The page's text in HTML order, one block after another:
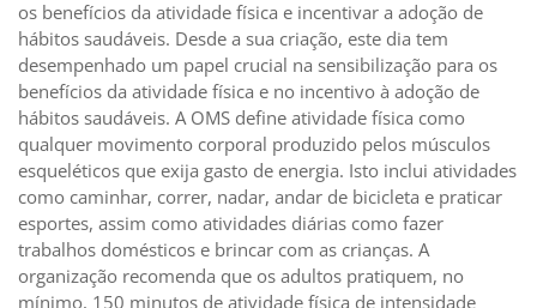
os benefícios da atividade física e incentivar a adoção de
hábitos saudáveis. Desde a sua criação, este dia tem
desempenhado um papel crucial na sensibilização para os
benefícios da atividade física e no incentivo à adoção de
hábitos saudáveis. A OMS define atividade física como
qualquer movimento corporal produzido pelos músculos
esqueléticos que exija gasto de energia. Isto inclui atividades
como caminhar, correr, nadar, andar de bicicleta e praticar
esportes, assim como atividades diárias como fazer
trabalhos domésticos e brincar com as crianças. A
organização recomenda que os adultos pratiquem, no
mínimo, 150 minutos de atividade física de intensidade